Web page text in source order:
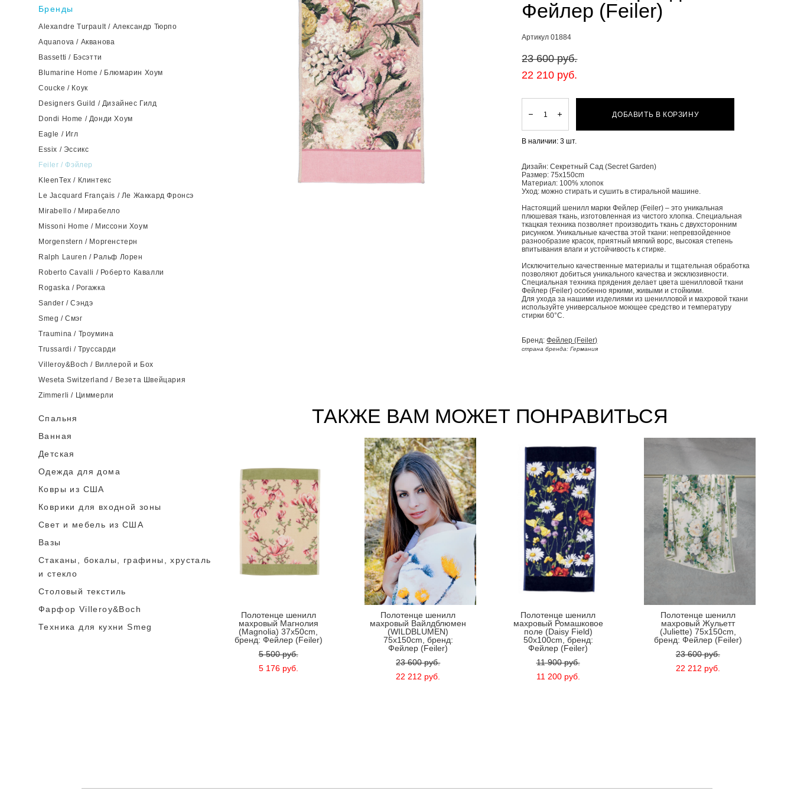
Бренды
Alexandre Turpault / Александр Тюрпо
Aquanova / Акванова
Bassetti / Бэсэтти
Blumarine Home / Блюмарин Хоум
Coucke / Коук
Designers Guild / Дизайнес Гилд
Dondi Home / Донди Хоум
Eagle / Игл
Essix / Эссикс
Feiler / Фэйлер
KleenTex / Клинтекс
Le Jacquard Français / Ле Жаккард Фронсэ
Mirabello / Мирабелло
Missoni Home / Миссони Хоум
Morgenstern / Моргенстерн
Ralph Lauren / Ральф Лорен
Roberto Cavalli / Роберто Кавалли
Rogaska / Рогажка
Sander / Сэндэ
Smeg / Смэг
Traumina / Троумина
Trussardi / Труссарди
Villeroy&Boch / Виллерой и Бох
Weseta Switzerland / Везета Швейцария
Zimmerli / Циммерли
Спальня
Ванная
Детская
Одежда для дома
Ковры из США
Коврики для входной зоны
Cвет и мебель из США
Вазы
Стаканы, бокалы, графины, хрусталь
и стекло
Столовый текстиль
Фарфор Villeroy&Boch
Техника для кухни Smeg
Фейлер (Feiler)
Артикул 01884
23 600 pуб.
22 210 pуб.
В наличии:3 шт.
ДОБАВИТЬ В КОРЗИНУ
Дизайн: Секретный Сад (Secret Garden)
Размер: 75x150cm
Материал: 100% хлопок
Уход: можно стирать и сушить в стиральной машине.
Настоящий шенилл марки Фейлер (Feiler) – это уникальная
плюшевая ткань, изготовленная из чистого хлопка. Специальная
ткацкая техника позволяет производить ткань с двухсторонним
рисунком. Уникальные качества этой ткани: непревзойденное
разнообразие красок, приятный мягкий ворс, высокая степень
впитывания влаги и устойчивость к стирке.
Исключительно качественные материалы и тщательная обработка
позволяют добиться уникального качества и эксклюзивности.
Специальная техника прядения делает цвета шенилловой ткани
Фейлер (Feiler) особенно яркими, живыми и стойкими.
Для ухода за нашими изделиями из шенилловой и махровой ткани
используйте универсальное моющее средство и температуру
стирки 60°С.
Бренд:Фейлер (Feiler)
страна бренда: Германия
ТАКЖЕ ВАМ МОЖЕТ ПОНРАВИТЬСЯ
Полотенце шенилл
махровый Магнолия
(Magnolia) 37x50cm,
бренд: Фейлер (Feiler)
5 500 pуб.
5 176 pуб.
Полотенце шенилл
махровый Вайлдблюмен
(WILDBLUMEN)
75x150cm, бренд:
Фейлер (Feiler)
23 600 pуб.
22 212 pуб.
Полотенце шенилл
махровый Ромашковое
поле (Daisy Field)
50x100cm, бренд:
Фейлер (Feiler)
11 900 pуб.
11 200 pуб.
Полотенце шенилл
махровый Жульетт
(Juliette) 75x150cm,
бренд: Фейлер (Feiler)
23 600 pуб.
22 212 pуб.